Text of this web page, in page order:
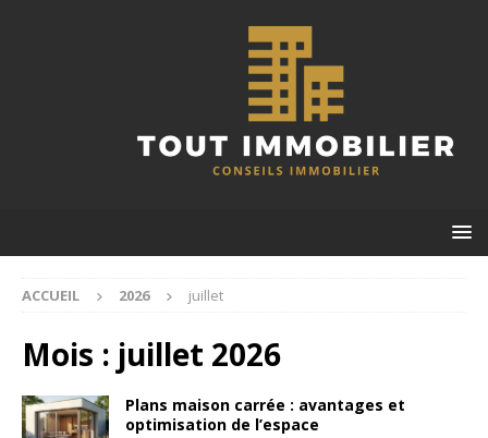
ACCUEIL 2026 juillet
Mois : juillet 2026
Plans maison carrée : avantages et
optimisation de l’espace